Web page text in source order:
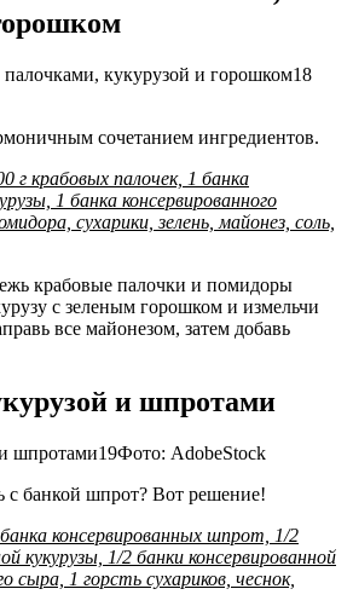
сочетанием ингредиентов.
г крабовых палочек, 1 банка
1 банка консервированного
сухарики, зелень, майонез, соль,
крабовые палочки и помидоры
с зеленым горошком и измельчи
все майонезом, затем добавь
и шпротами
Фото: AdobeStock
с банкой шпрот? Вот решение!
консервированных шпрот, 1/2
кукурузы, 1/2 банки консервированной
сыра, 1 горсть сухариков, чеснок,